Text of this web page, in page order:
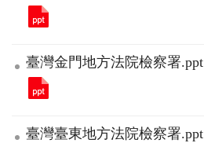
臺灣金門地方法院檢察署.ppt
臺灣臺東地方法院檢察署.ppt